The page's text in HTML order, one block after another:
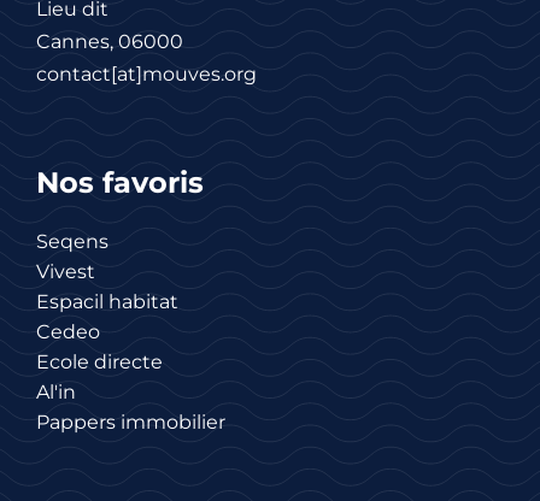
Lieu dit
Cannes, 06000
contact[at]mouves.org
Nos favoris
Seqens
Vivest
Espacil habitat
Cedeo
Ecole directe
Al'in
Pappers immobilier